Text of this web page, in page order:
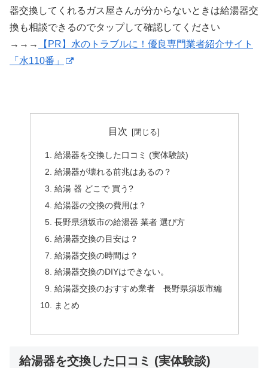
器交換してくれるガス屋さんが分からないときは給湯器交
換も相談できるのでタップして確認してください
→→→
【PR】水のトラブルに！優良専門業者紹介サイト
「水110番」
目次
給湯器を交換した口コミ (実体験談)
給湯器が壊れる前兆はあるの？
給湯 器 どこで 買う?
給湯器の交換の費用は？
長野県須坂市の給湯器 業者 選び方
給湯器交換の目安は？
給湯器交換の時間は？
給湯器交換のDIYはできない。
給湯器交換のおすすめ業者 長野県須坂市編
まとめ
給湯器を交換した口コミ (実体験談)